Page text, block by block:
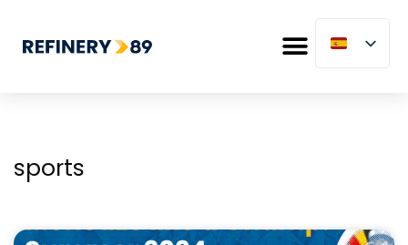
sports